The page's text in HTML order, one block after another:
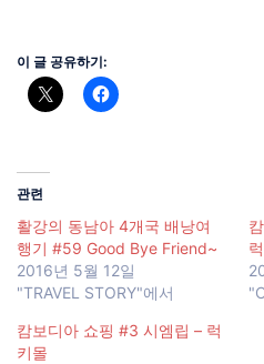
이 글 공유하기:
관련
활강의 동남아 4개국 배낭여
행기 #59 Good Bye Friend~
2016년 5월 12일
"TRAVEL STORY"에서
캄보디아 쇼핑 #3 시엠립 – 럭
키몰